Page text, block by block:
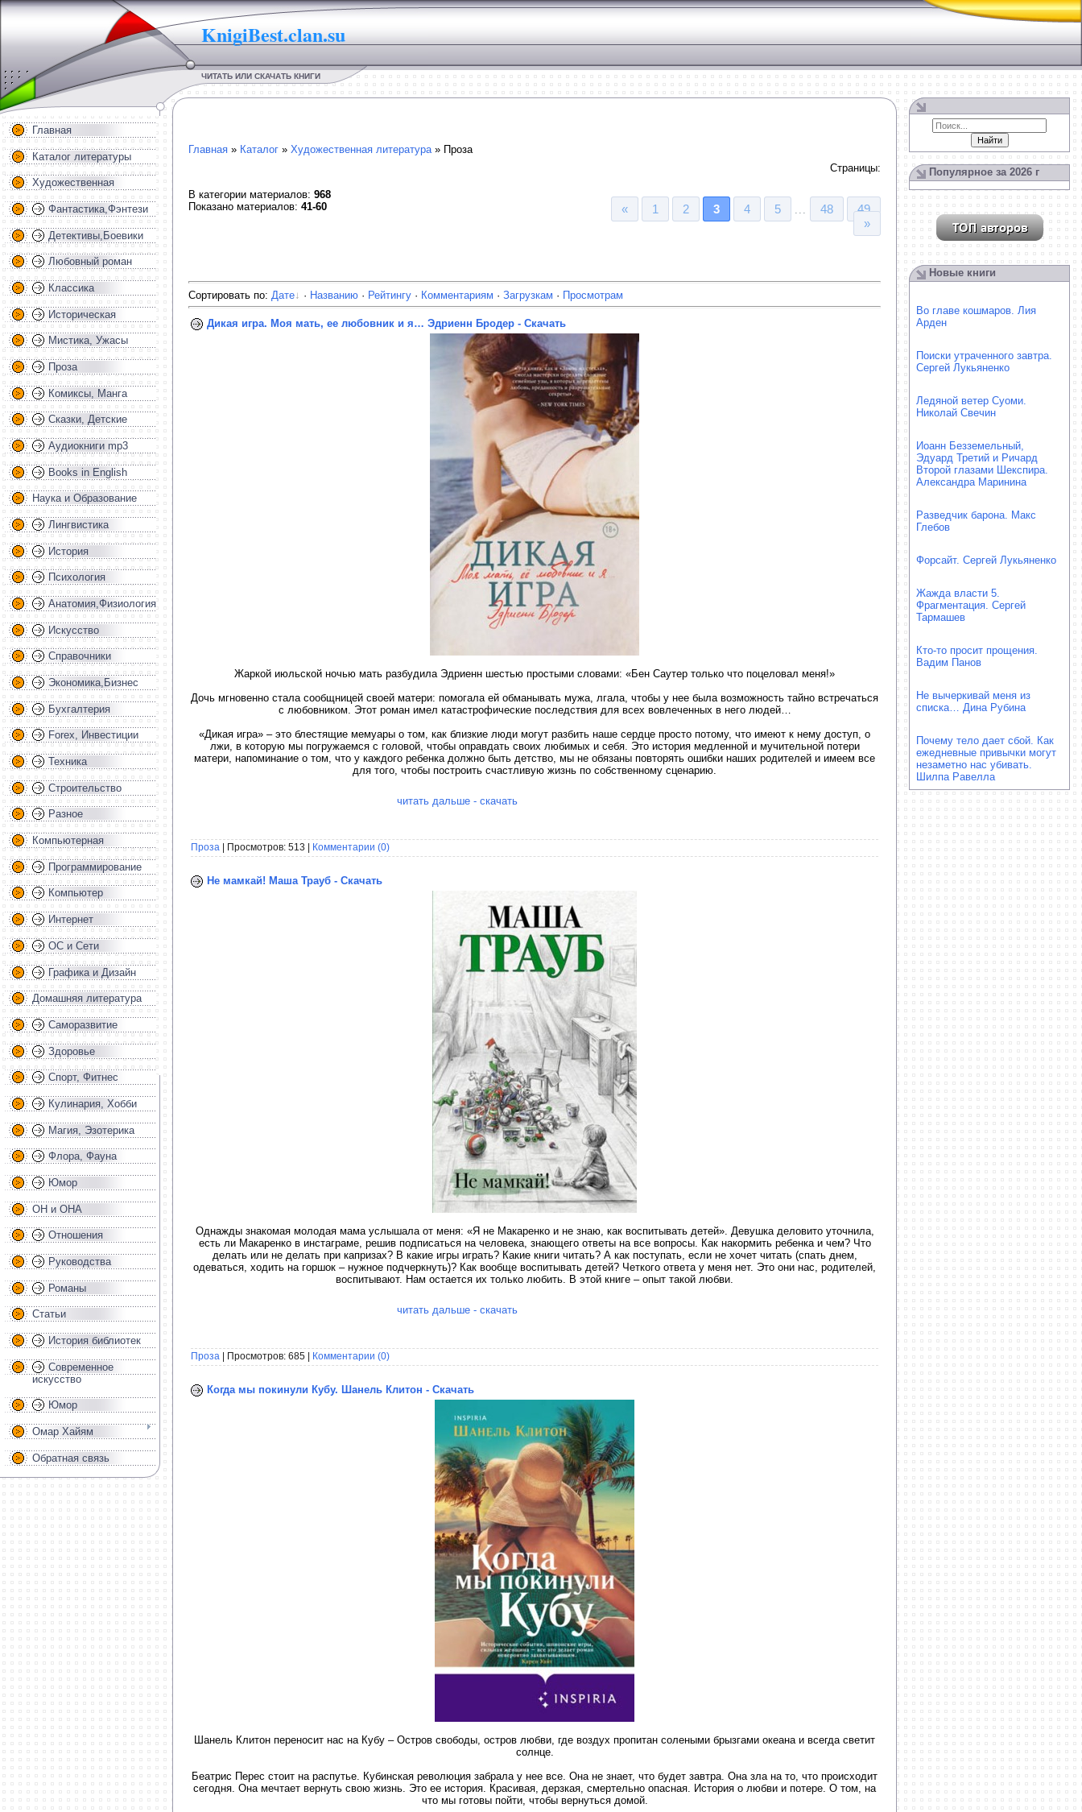
KnigiBest.clan.su
ЧИТАТЬ ИЛИ СКАЧАТЬ КНИГИ
Главная
Каталог литературы
Художественная
Фантастика,Фэнтези
Детективы,Боевики
Любовный роман
Классика
Историческая
Мистика, Ужасы
Проза
Комиксы, Манга
Сказки, Детские
Аудиокниги mp3
Books in English
Наука и Образование
Лингвистика
История
Психология
Анатомия,Физиология
Искусство
Справочники
Экономика,Бизнес
Бухгалтерия
Forex, Инвестиции
Техника
Строительство
Разное
Компьютерная
Программирование
Компьютер
Интернет
ОС и Сети
Графика и Дизайн
Домашняя литература
Саморазвитие
Здоровье
Спорт, Фитнес
Кулинария, Хобби
Магия, Эзотерика
Флора, Фауна
Юмор
ОН и ОНА
Отношения
Руководства
Романы
Статьи
История библиотек
Современное
искусство
Юмор
Омар Хайям
Обратная связь
Главная » Каталог » Художественная литература» Проза
В категории материалов: 968
Показано материалов: 41-60
Страницы:
« 1 2 3 4 5 ... 48
49
»
Сортировать по: Дате · Названию · Рейтингу · Комментариям · Загрузкам · Просмотрам
Дикая игра. Моя мать, ее любовник и я… Эдриенн Бродер - Скачать
Жаркой июльской ночью мать разбудила Эдриенн шестью простыми словами: «Бен Саутер только что поцеловал меня!»
Дочь мгновенно стала сообщницей своей матери: помогала ей обманывать мужа, лгала, чтобы у нее была возможность тайно встречаться
с любовником. Этот роман имел катастрофические последствия для всех вовлеченных в него людей…
«Дикая игра» – это блестящие мемуары о том, как близкие люди могут разбить наше сердце просто потому, что имеют к нему доступ, о
лжи, в которую мы погружаемся с головой, чтобы оправдать своих любимых и себя. Это история медленной и мучительной потери
матери, напоминание о том, что у каждого ребенка должно быть детство, мы не обязаны повторять ошибки наших родителей и имеем все
для того, чтобы построить счастливую жизнь по собственному сценарию.
читать дальше - скачать
Проза | Просмотров: 513 | Комментарии (0)
Не мамкай! Маша Трауб - Скачать
Однажды знакомая молодая мама услышала от меня: «Я не Макаренко и не знаю, как воспитывать детей». Девушка деловито уточнила,
есть ли Макаренко в инстаграме, решив подписаться на человека, знающего ответы на все вопросы. Как накормить ребенка и чем? Что
делать или не делать при капризах? В какие игры играть? Какие книги читать? А как поступать, если не хочет читать (спать днем,
одеваться, ходить на горшок – нужное подчеркнуть)? Как вообще воспитывать детей? Четкого ответа у меня нет. Это они нас, родителей,
воспитывают. Нам остается их только любить. В этой книге – опыт такой любви.
читать дальше - скачать
Проза | Просмотров: 685 | Комментарии (0)
Когда мы покинули Кубу. Шанель Клитон - Скачать
Шанель Клитон переносит нас на Кубу – Остров свободы, остров любви, где воздух пропитан солеными брызгами океана и всегда светит
солнце.
Беатрис Перес стоит на распутье. Кубинская революция забрала у нее все. Она не знает, что будет завтра. Она зла на то, что происходит
сегодня. Она мечтает вернуть свою жизнь. Это ее история. Красивая, дерзкая, смертельно опасная. История о любви и потере. О том, на
что мы готовы пойти, чтобы вернуться домой.
Популярное за 2026 г
Новые книги
Во главе кошмаров. Лия
Арден
Поиски утраченного завтра.
Сергей Лукьяненко
Ледяной ветер Суоми.
Николай Свечин
Иоанн Безземельный,
Эдуард Третий и Ричард
Второй глазами Шекспира.
Александра Маринина
Разведчик барона. Макс
Глебов
Форсайт. Сергей Лукьяненко
Жажда власти 5.
Фрагментация. Сергей
Тармашев
Кто-то просит прощения.
Вадим Панов
Не вычеркивай меня из
списка… Дина Рубина
Почему тело дает сбой. Как
ежедневные привычки могут
незаметно нас убивать.
Шилпа Равелла